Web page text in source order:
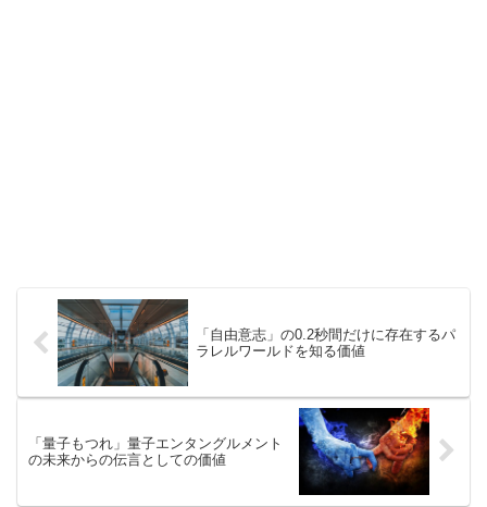
「自由意志」の0.2秒間だけに存在するパ
ラレルワールドを知る価値
「量子もつれ」量子エンタングルメント
の未来からの伝言としての価値